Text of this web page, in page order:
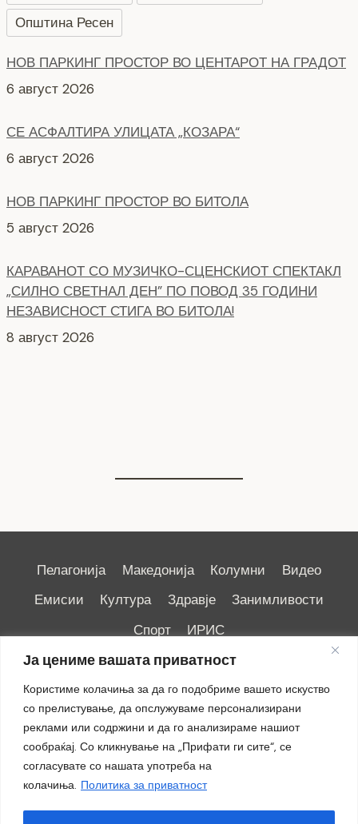
Ја цениме вашата приватност
Користиме колачиња за да го подобриме вашето искуство
со прелистување, да опслужуваме персонализирани
реклами или содржини и да го анализираме нашиот
сообраќај. Со кликнување на „Прифати ги сите“, се
согласувате со нашата употреба на
колачиња. Политика за приватност
Општина Ресен
НОВ ПАРКИНГ ПРОСТОР ВО ЦЕНТАРОТ НА ГРАДОТ
6 август 2026
СЕ АСФАЛТИРА УЛИЦАТА „КОЗАРА“
6 август 2026
НОВ ПАРКИНГ ПРОСТОР ВО БИТОЛА
5 август 2026
КАРАВАНОТ СО МУЗИЧКО-СЦЕНСКИОТ СПЕКТАКЛ
„СИЛНО СВЕТНАЛ ДЕН” ПО ПОВОД 35 ГОДИНИ
НЕЗАВИСНОСТ СТИГА ВО БИТОЛА!
8 август 2026
Пелагонија Македонија Колумни
Видео
Емисии
Култура Здравје
Занимливости
Спорт
ИРИС
Импресум|Маркетинг